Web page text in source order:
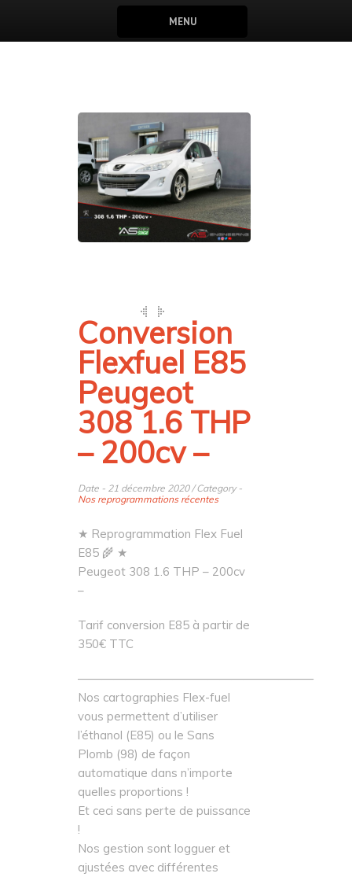
MENU
Conversion
Flexfuel E85
Peugeot
308 1.6 THP
– 200cv –
Date - 21 décembre 2020 / Category -
Nos reprogrammations récentes
★ Reprogrammation Flex Fuel
E85 🌾 ★
Peugeot 308 1.6 THP – 200cv
–
Tarif conversion E85 à partir de
350€ TTC
————————————————————
Nos cartographies Flex-fuel
vous permettent d’utiliser
l’éthanol (E85) ou le Sans
Plomb (98) de façon
automatique dans n’importe
quelles proportions !
Et ceci sans perte de puissance
!
Nos gestion sont logguer et
ajustées avec différentes